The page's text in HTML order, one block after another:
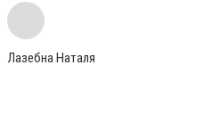
Лазебна Наталя